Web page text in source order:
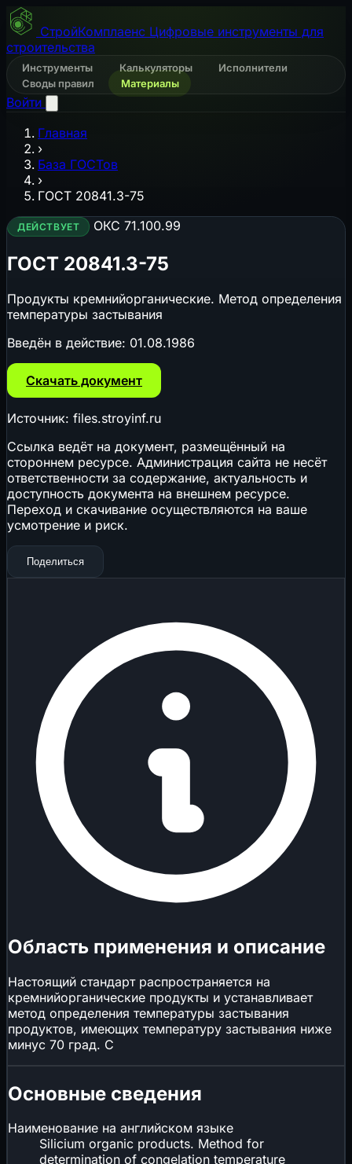
СтройКомплаенс Цифровые инструменты для
строительства
Инструменты Калькуляторы
Исполнители
Своды правил
Материалы
Войти
Главная
›
База ГОСТов
›
ГОСТ 20841.3-75
ДЕЙСТВУЕТ ОКС 71.100.99
ГОСТ 20841.3-75
Продукты кремнийорганические. Метод определения
температуры застывания
Введён в действие: 01.08.1986
Скачать документ
Источник: files.stroyinf.ru
Ссылка ведёт на документ, размещённый на
стороннем ресурсе. Администрация сайта не несёт
ответственности за содержание, актуальность и
доступность документа на внешнем ресурсе.
Переход и скачивание осуществляются на ваше
усмотрение и риск.
Поделиться
Область применения и описание
Настоящий стандарт распространяется на
кремнийорганические продукты и устанавливает
метод определения температуры застывания
продуктов, имеющих температуру застывания ниже
минус 70 град. С
Основные сведения
Наименование на английском языке
Silicium organic products. Method for
determination of congelation temperature